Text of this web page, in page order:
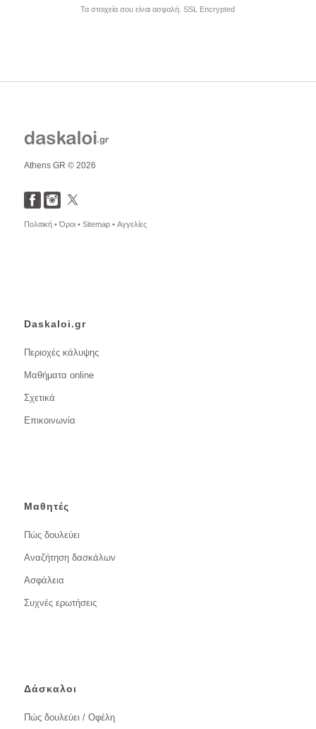
Τα στοιχεία σου είναι ασφαλή. SSL Encrypted
Athens GR © 2026
Πολιτική •Όροι • Sitemap • Αγγελίες
Daskaloi.gr
Περιοχές κάλυψης
Μαθήματα online
Σχετικά
Επικοινωνία
Μαθητές
Πώς δουλεύει
Αναζήτηση δασκάλων
Ασφάλεια
Συχνές ερωτήσεις
Δάσκαλοι
Πώς δουλεύει / Οφέλη